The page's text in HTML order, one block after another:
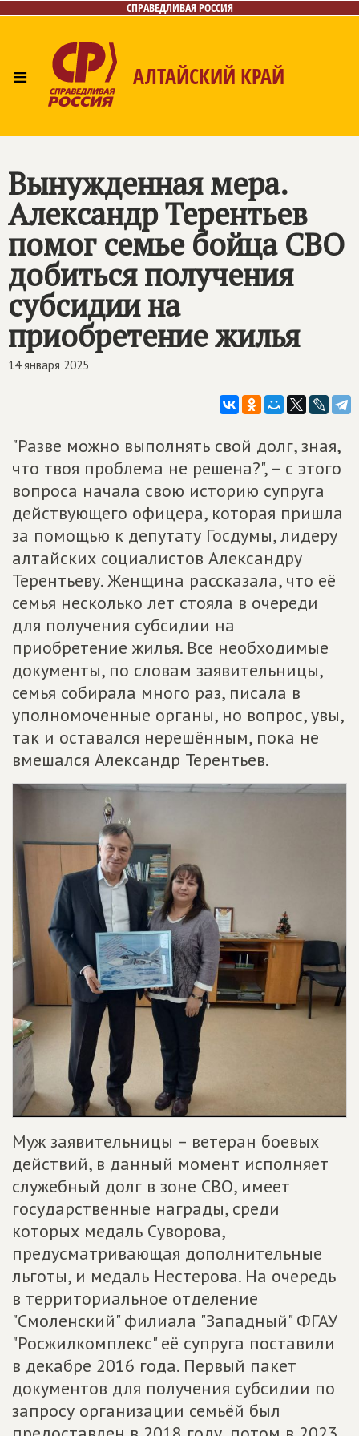
СПРАВЕДЛИВАЯ РОССИЯ
≡ АЛТАЙСКИЙ КРАЙ
Вынужденная мера.
Александр Терентьев
помог семье бойца СВО
добиться получения
субсидии на
приобретение жилья
14 января 2025
"Разве можно выполнять свой долг, зная,
что твоя проблема не решена?", – с этого
вопроса начала свою историю супруга
действующего офицера, которая пришла
за помощью к депутату Госдумы, лидеру
алтайских социалистов Александру
Терентьеву. Женщина рассказала, что её
семья несколько лет стояла в очереди
для получения субсидии на
приобретение жилья. Все необходимые
документы, по словам заявительницы,
семья собирала много раз, писала в
уполномоченные органы, но вопрос, увы,
так и оставался нерешённым, пока не
вмешался Александр Терентьев.
Муж заявительницы – ветеран боевых
действий, в данный момент исполняет
служебный долг в зоне СВО, имеет
государственные награды, среди
которых медаль Суворова,
предусматривающая дополнительные
льготы, и медаль Нестерова. На очередь
в территориальное отделение
"Смоленский" филиала "Западный" ФГАУ
"Росжилкомплекс" её супруга поставили
в декабре 2016 года. Первый пакет
документов для получения субсидии по
запросу организации семьёй был